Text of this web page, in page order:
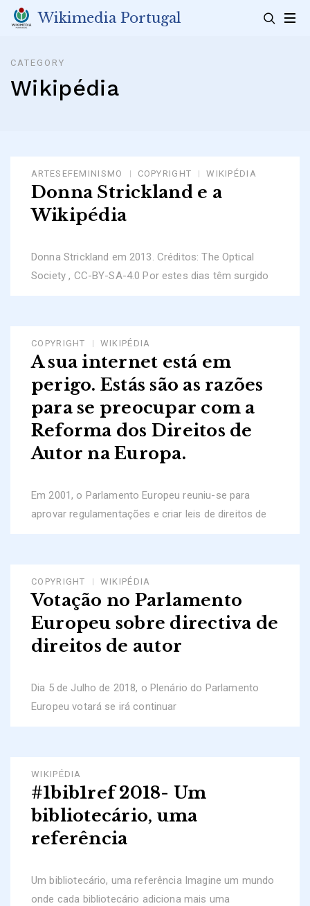
Skip
Wikimedia Portugal
CATEGORY
Wikipédia
ARTESEFEMINISMO COPYRIGHT WIKIPÉDIA
Donna Strickland e a
Wikipédia
Donna Strickland em 2013. Créditos: The Optical
Society , CC-BY-SA-4.0 Por estes dias têm surgido
COPYRIGHT WIKIPÉDIA
A sua internet está em
perigo. Estás são as razões
para se preocupar com a
Reforma dos Direitos de
Autor na Europa.
Em 2001, o Parlamento Europeu reuniu-se para
aprovar regulamentações e criar leis de direitos de
COPYRIGHT WIKIPÉDIA
Votação no Parlamento
Europeu sobre directiva de
direitos de autor
Dia 5 de Julho de 2018, o Plenário do Parlamento
Europeu votará se irá continuar
WIKIPÉDIA
#1bib1ref 2018- Um
bibliotecário, uma
referência
Um bibliotecário, uma referência Imagine um mundo
onde cada bibliotecário adiciona mais uma